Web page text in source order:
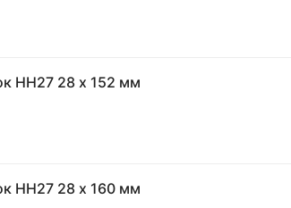
HH27 28 x 152 мм
HH27 28 x 160 мм